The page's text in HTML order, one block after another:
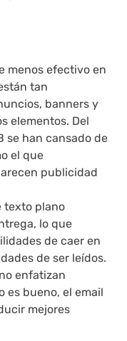
menos efectivo en
tan
banners y
elementos. Del
se han cansado de
el que
publicidad
texto plano
lo que
de caer en
de ser leídos.
enfatizan
es bueno, el email
mejores